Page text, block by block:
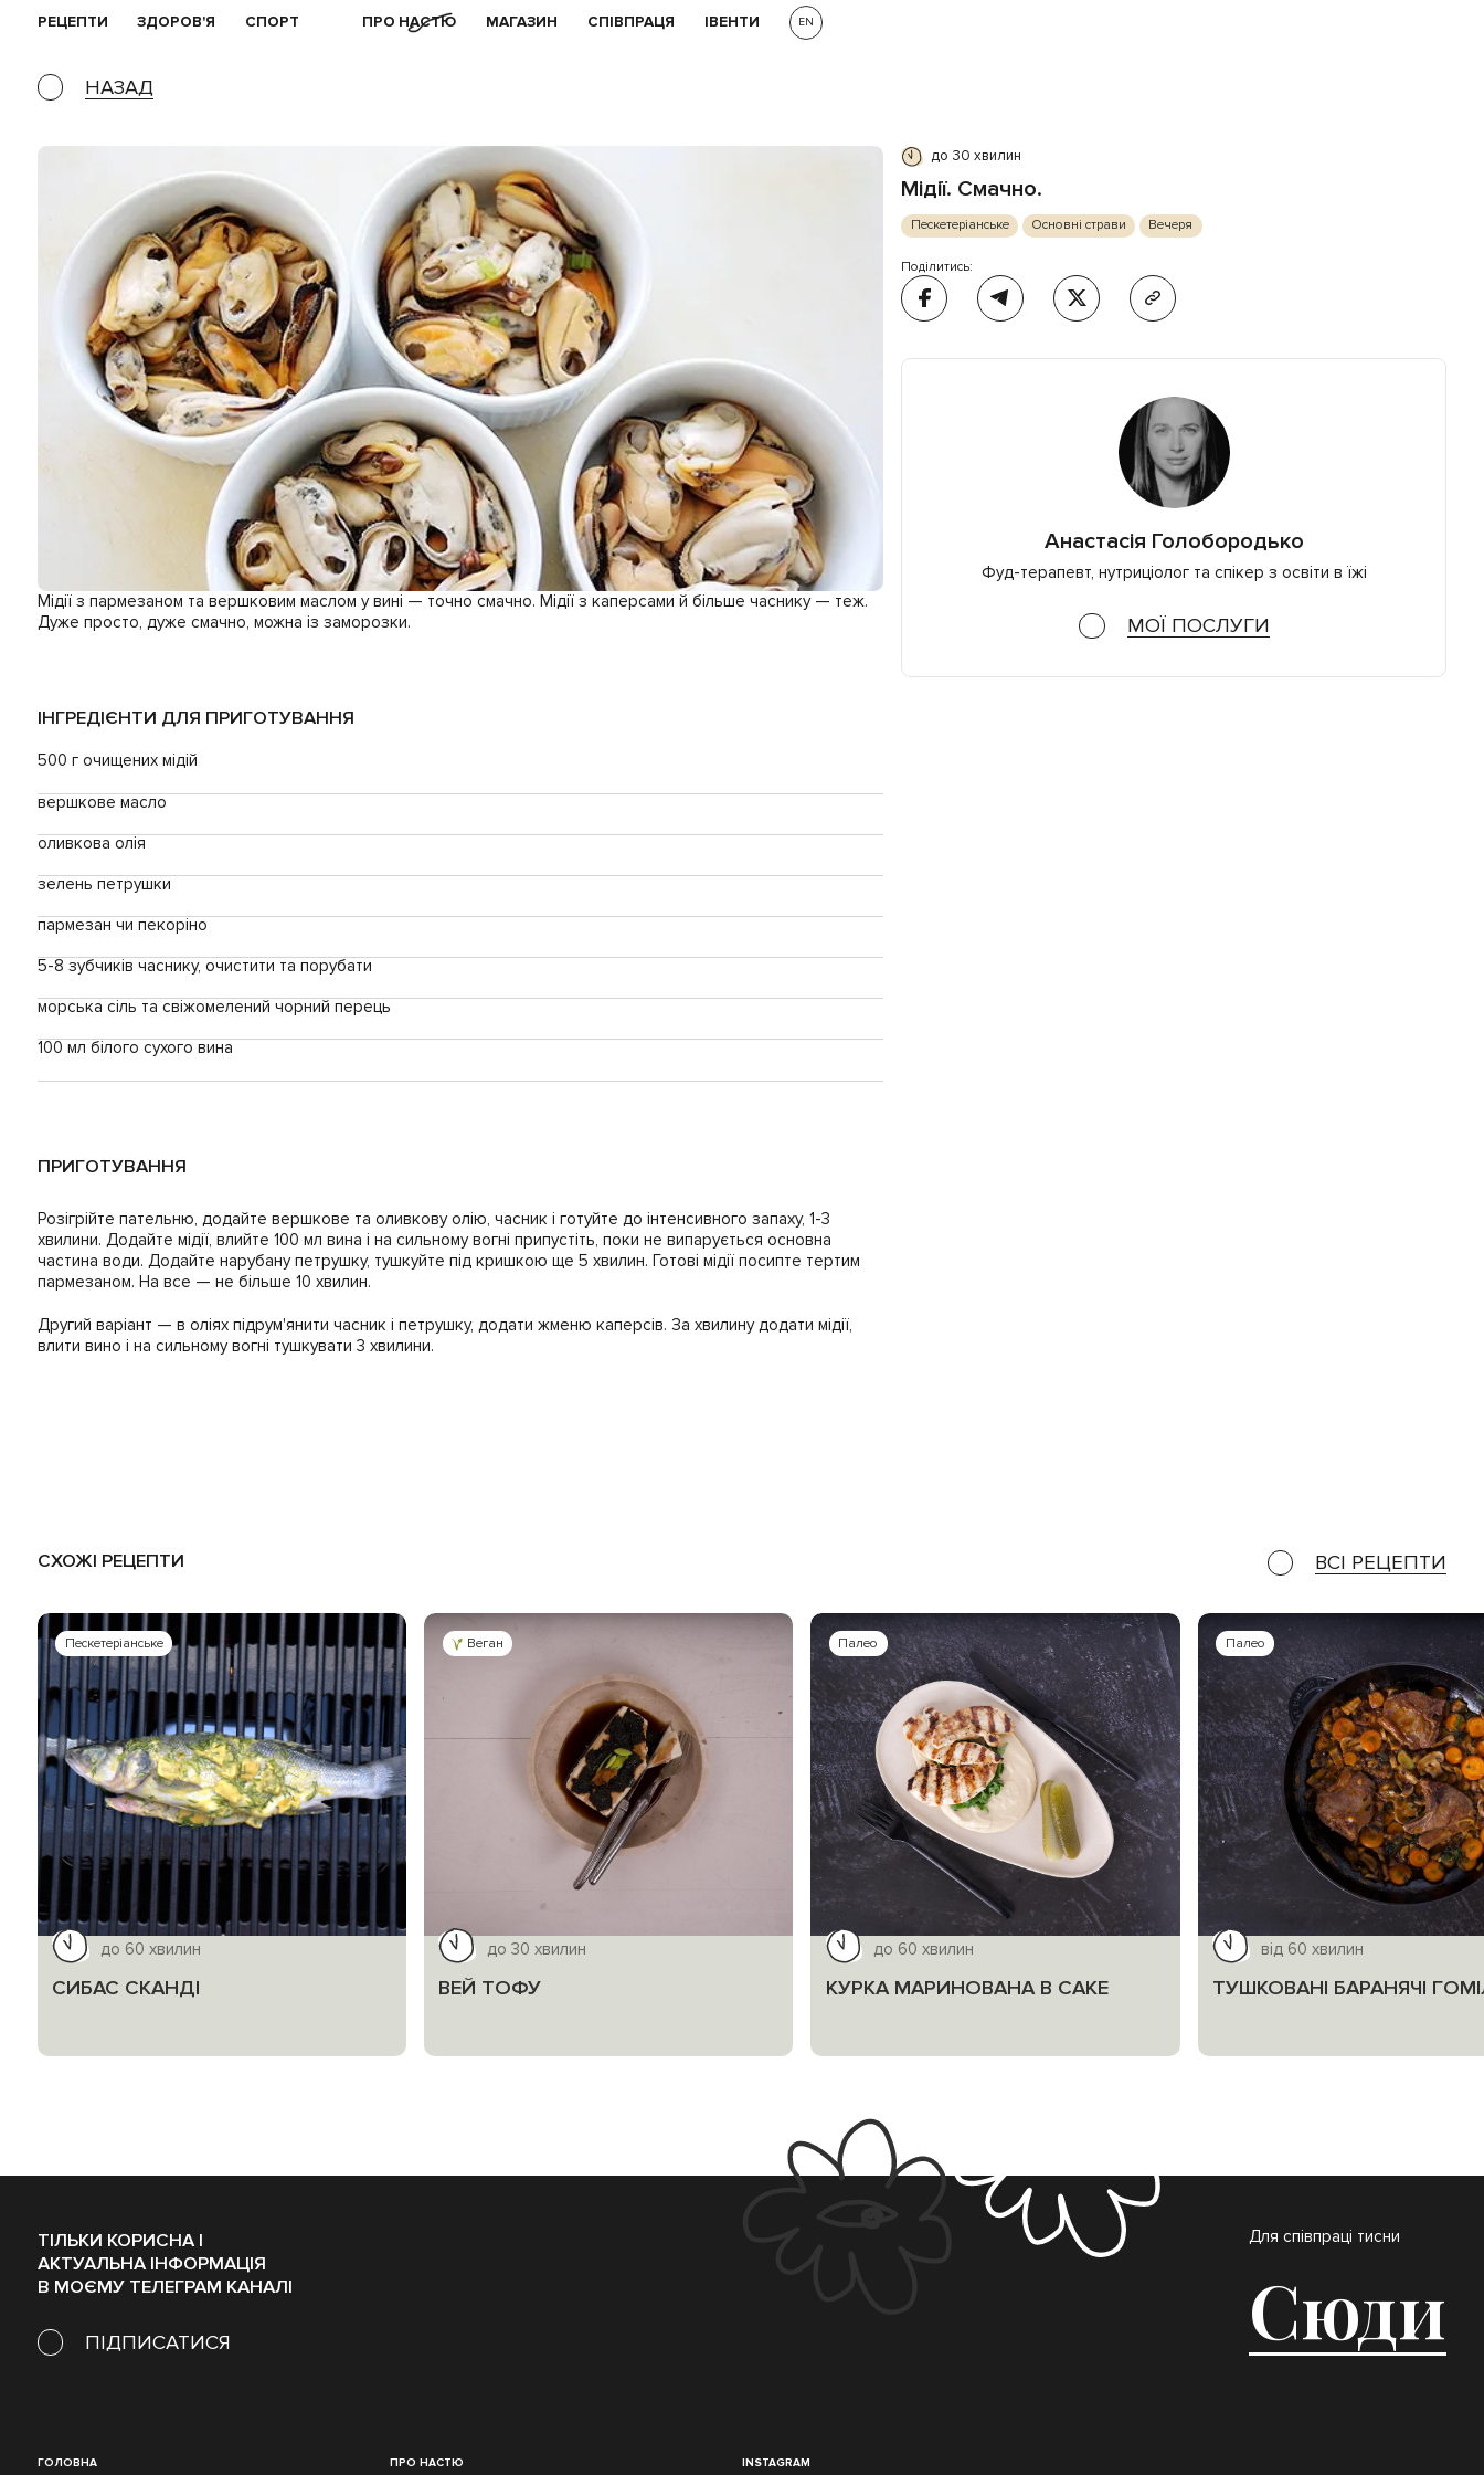
EN
РЕЦЕПТИ ЗДОРОВ'Я СПОРТ ПРО НАСТЮ МАГАЗИН СПІВПРАЦЯ ІВЕНТИ
НАЗАД
Мідії з пармезаном та вершковим маслом у вині — точно смачно. Мідії з каперсами й більше часнику — теж.
Дуже просто, дуже смачно, можна із заморозки.
ІНГРЕДІЄНТИ ДЛЯ ПРИГОТУВАННЯ
500 г очищених мідій
вершкове масло
оливкова олія
зелень петрушки
пармезан чи пекоріно
5-8 зубчиків часнику, очистити та порубати
морська сіль та свіжомелений чорний перець
100 мл білого сухого вина
ПРИГОТУВАННЯ
Розігрійте пательню, додайте вершкове та оливкову олію, часник і готуйте до інтенсивного запаху, 1-3
хвилини. Додайте мідії, влийте 100 мл вина і на сильному вогні припустіть, поки не випарується основна
частина води. Додайте нарубану петрушку, тушкуйте під кришкою ще 5 хвилин. Готові мідії посипте тертим
пармезаном. На все — не більше 10 хвилин.
Другий варіант — в оліях підрум'янити часник і петрушку, додати жменю каперсів. За хвилину додати мідії,
влити вино і на сильному вогні тушкувати 3 хвилини.
до 30 хвилин
Мідії. Смачно.
Пескетеріанське Основні страви Вечеря
Поділитись:
Анастасія Голобородько
Фуд-терапевт, нутриціолог та спікер з освіти в їжі
МОЇ ПОСЛУГИ
СХОЖІ РЕЦЕПТИ ВСІ РЕЦЕПТИ
Пескетеріанське
до 60 хвилин
СИБАС СКАНДІ
Веган
до 30 хвилин
ВЕЙ ТОФУ
Палео
до 60 хвилин
КУРКА МАРИНОВАНА В САКЕ
Палео
від 60 хвилин
ТУШКОВАНІ БАРАНЯЧІ
ТІЛЬКИ КОРИСНА І
АКТУАЛЬНА ІНФОРМАЦІЯ
В МОЄМУ ТЕЛЕГРАМ КАНАЛІ
ПІДПИСАТИСЯ
Для співпраці тисни
Сюди
ГОЛОВНА ПРО НАСТЮ INSTAGRAM